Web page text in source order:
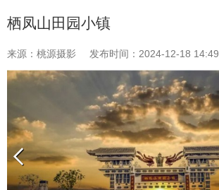
栖凤山田园小镇
来源：桃源摄影 发布时间：2024-12-18 14:49